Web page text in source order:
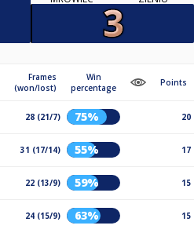
Frames
(won/lost)
Win
percentage
Points
28 (21/7) 75% 20
31 (17/14) 55% 17
22 (13/9) 59% 15
24 (15/9) 63% 15